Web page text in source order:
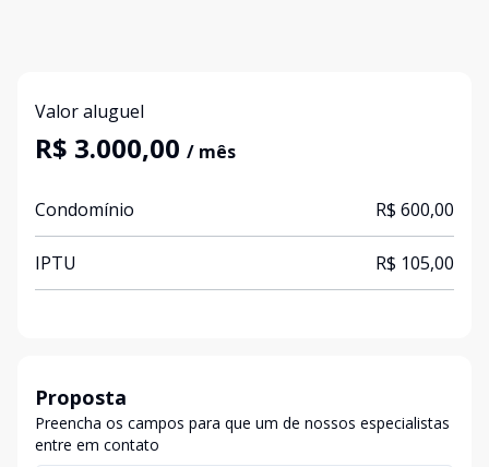
Valor aluguel
R$ 3.000,00 / mês
Condomínio R$ 600,00
IPTU R$ 105,00
Proposta
Preencha os campos para que um de nossos especialistas
entre em contato